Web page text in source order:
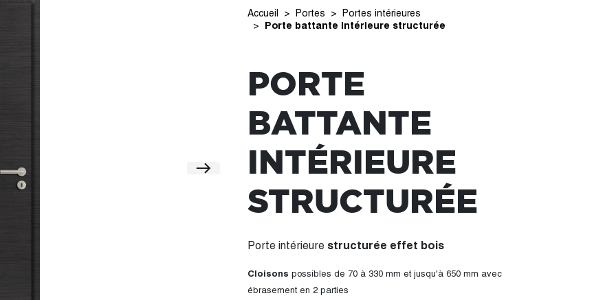
Accueil Portes
Portes intérieures
Porte battante intérieure structurée
PORTE
BATTANTE
INTÉRIEURE
STRUCTURÉE
Porte intérieure structurée effet bois
Cloisons possibles de 70 à 330 mm et jusqu'à 650 mm avec
ébrasement en 2 parties